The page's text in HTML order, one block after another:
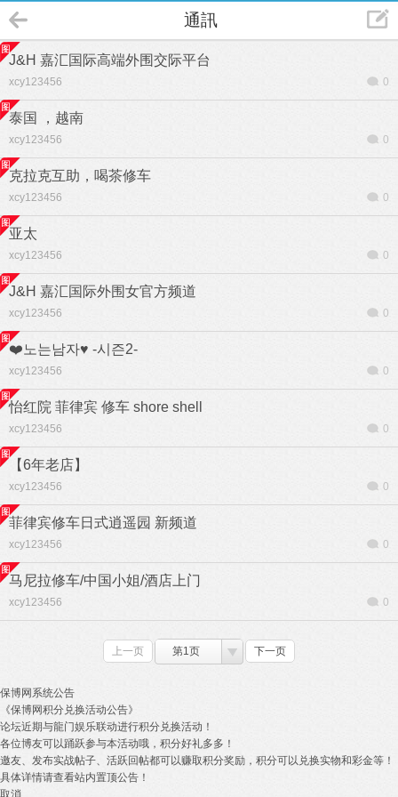
通訊
J&H 嘉汇国际高端外围交际平台
xcy123456 0
泰国 ，越南
xcy123456 0
克拉克互助，喝茶修车
xcy123456 0
亚太
xcy123456 0
J&H 嘉汇国际外围女官方频道
xcy123456 0
❤️노는남자♥️ -시즌2-
xcy123456 0
怡红院 菲律宾 修车 shore shell
xcy123456 0
【6年老店】
xcy123456 0
菲律宾修车日式逍遥园 新频道
xcy123456 0
马尼拉修车/中国小姐/酒店上门
xcy123456 0
上一页 第1页 下一页
保博网系统公告
《保博网积分兑换活动公告》
论坛近期与龍门娱乐联动进行积分兑换活动！
各位博友可以踊跃参与本活动哦，积分好礼多多！
邀友、发布实战帖子、活跃回帖都可以赚取积分奖励，积分可以兑换实物和彩金等！
具体详情请查看站内置顶公告！
取消